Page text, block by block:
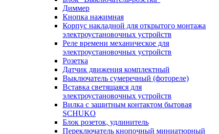
Диммер
Кнопка нажимная
Корпус накладной для открытого монтажа
электроустановочных устройств
Реле времени механическое для
электроустановочных устройств
Розетка
Датчик движения комплектный
Выключатель сумеречный (фотореле)
Вставка светящаяся для
электроустановочных устройств
Вилка с защитным контактом бытовая
SCHUKO
Блок розеток, удлинитель
Переключатель кнопочный миниатюрный